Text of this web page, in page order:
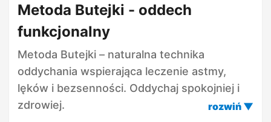
Metoda Butejki - oddech
funkcjonalny
Metoda Butejki – naturalna technika
oddychania wspierająca leczenie astmy,
lęków i bezsenności. Oddychaj spokojniej i
zdrowiej.